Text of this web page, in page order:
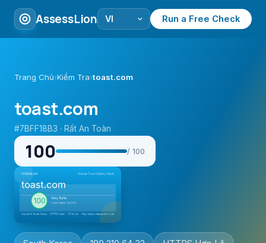
AssessLion Run a Free Check
Trang Chủ›Kiểm Tra›toast.com
toast.com
#7BFF18B3 · Rất An Toàn
100 / 100